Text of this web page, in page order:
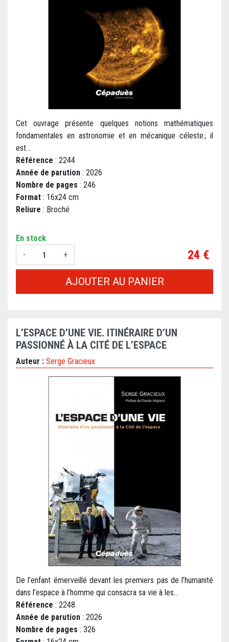
Cet ouvrage présente quelques notions mathématiques
fondamentales en astronomie et en mécanique céleste ; il
est...
Référence : 2244
Année de parution : 2026
Nombre de pages : 246
Format : 16x24 cm
Reliure : Broché
En stock
-
+ Prix
24 €
AJOUTER AU PANIER
L’ESPACE D’UNE VIE. ITINÉRAIRE D’UN
PASSIONNÉ À LA CITÉ DE L’ESPACE
Auteur : Serge Gracieux
De l’enfant émerveillé devant les premiers pas de l’humanité
dans l’espace à l’homme qui consacra sa vie à les...
Référence : 2248
Année de parution : 2026
Nombre de pages : 326